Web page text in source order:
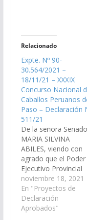
Relacionado
Expte. Nº 90-
30.564/2021 –
18/11/21 – XXXIX
Concurso Nacional
Caballos Peruanos
Paso – Declaración
511/21
De la señora
MARIA SILVINA
ABILES, viendo con
agrado que el Poder
Ejecutivo Provincial
declare de interés el
XXXIX Concurso
Nacional de Caballos
Peruanos de Paso,
noviembre 18, 2021
En "Proyectos de
Declaración
Aprobados"